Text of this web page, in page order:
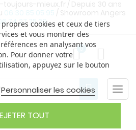
mieux.fr / Depuis 30 ans
/ Showroom Angers
74 27 75 29cookies et ceux de tiers
et vous montrer des
en analysant vos
Pour donner votre
appuyez sur le bouton
Personnaliser les cookies
TOUT
0